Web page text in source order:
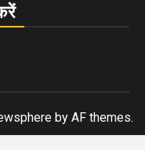
by AF themes.